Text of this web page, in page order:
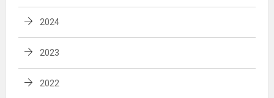
2024
2023
2022